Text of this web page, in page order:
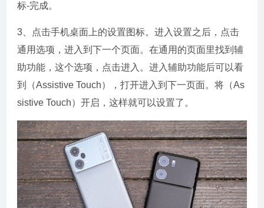
标-完成。
3、点击手机桌面上的设置图标。进入设置之后，点击
通用选项，进入到下一个页面。在通用的页面里找到辅
助功能，这个选项，点击进入。进入辅助功能后可以看
到（Assistive Touch），打开进入到下一页面。将（As
sistive Touch）开启，这样就可以设置了。